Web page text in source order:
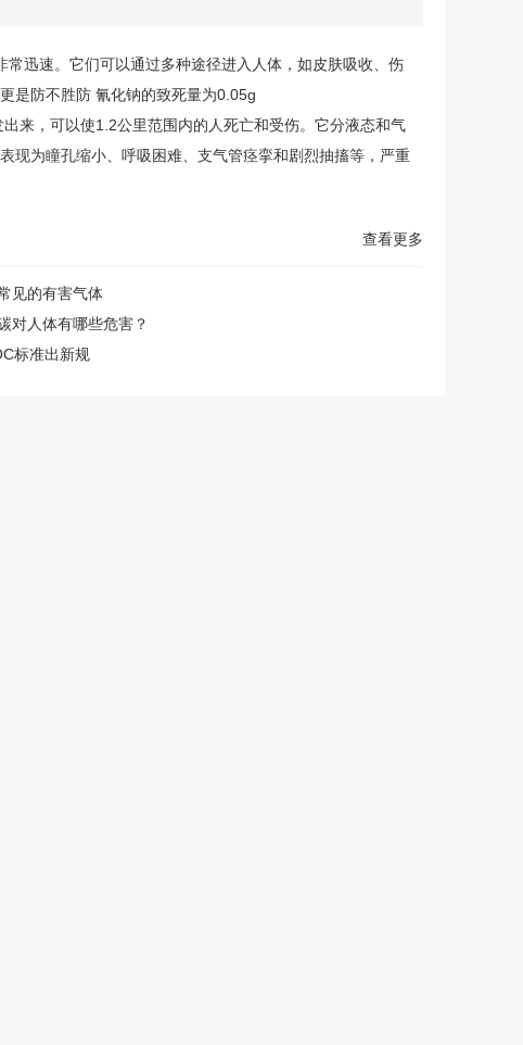
迅速。它们可以通过多种途径进入人体，如皮肤吸收、伤
是防不胜防 氰化钠的致死量为0.05g
来，可以使1.2公里范围内的人死亡和受伤。它分液态和气
现为瞳孔缩小、呼吸困难、支气管痉挛和剧烈抽搐等，严重
查看更多
见的有害气体
对人体有哪些危害？
标准出新规